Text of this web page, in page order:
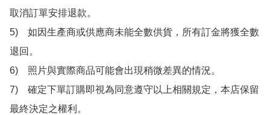
取消訂單安排退款。
5)　如因生產商或供應商未能全數供貨，所有訂金將獲全數
退回。
6)　照片與實際商品可能會出現稍微差異的情況。
7)　確定下單訂購即視為同意遵守以上相關規定，本店保留
最終決定之權利。